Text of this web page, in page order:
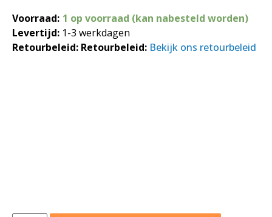
Voorraad: 1 op voorraad (kan nabesteld worden)
Levertijd: 1-3 werkdagen
Retourbeleid: Retourbeleid: Bekijk ons retourbeleid